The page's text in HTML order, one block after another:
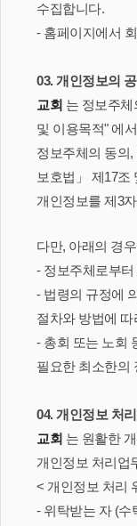
수집합니다.
- 홈페이지에서
03. 개인정보의
교회 는 정보주
및 이용목적" 에
정보주체의 동의
보호법」 제17조
개인정보를 제3
다만, 아래의 경
- 정보주체로부
- 법령의 규정에
절차와 방법에
- 총회 또는 노회
필요한 최소한의
04. 개인정보 처
교회 는 원활한
개인정보 처리업
< 개인정보 처리
- 위탁받는 자 (수